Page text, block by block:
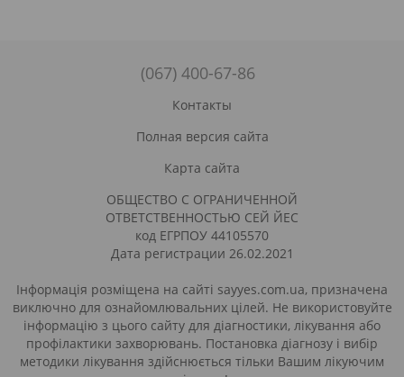
(067) 400-67-86
Контакты
Полная версия сайта
Карта сайта
ОБЩЕСТВО С ОГРАНИЧЕННОЙ
ОТВЕТСТВЕННОСТЬЮ СЕЙ ЙЕС
код ЕГРПОУ 44105570
Дата регистрации 26.02.2021
Інформація розміщена на сайті sayyes.com.ua, призначена
виключно для ознайомлювальних цілей. Не використовуйте
інформацію з цього сайту для діагностики, лікування або
профілактики захворювань. Постановка діагнозу і вибір
методики лікування здійснюється тільки Вашим лікуючим